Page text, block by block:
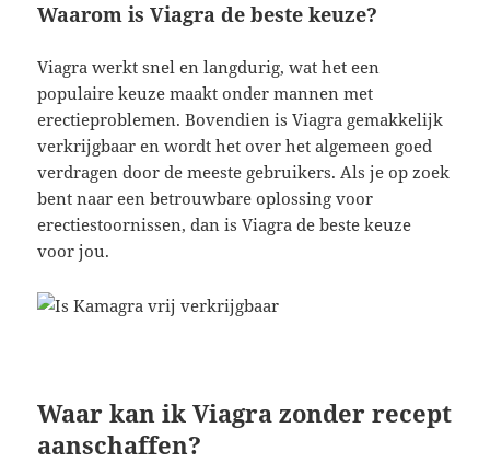
Waarom is Viagra de beste keuze?
Viagra werkt snel en langdurig, wat het een
populaire keuze maakt onder mannen met
erectieproblemen. Bovendien is Viagra gemakkelijk
verkrijgbaar en wordt het over het algemeen goed
verdragen door de meeste gebruikers. Als je op zoek
bent naar een betrouwbare oplossing voor
erectiestoornissen, dan is Viagra de beste keuze
voor jou.
Waar kan ik Viagra zonder recept
aanschaffen?